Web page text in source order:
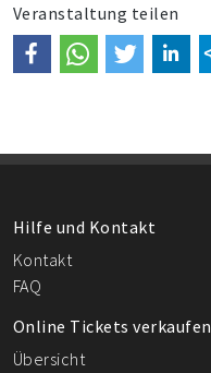
Veranstaltung teilen
Hilfe und Kontakt
Kontakt
FAQ
Online Tickets verkaufen
Übersicht